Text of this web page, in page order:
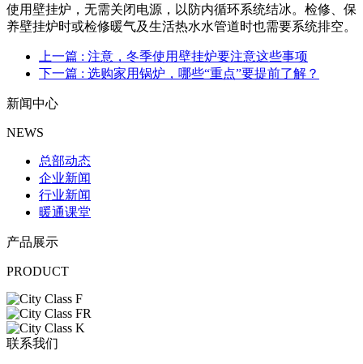
使用壁挂炉，无需关闭电源，以防内循环系统结冰。检修、保
养壁挂炉时或检修暖气及生活热水水管道时也需要系统排空。
上一篇 : 注意，冬季使用壁挂炉要注意这些事项
下一篇 : 选购家用锅炉，哪些“重点”要提前了解？
新闻中心
NEWS
总部动态
企业新闻
行业新闻
暖通课堂
产品展示
PRODUCT
联系我们